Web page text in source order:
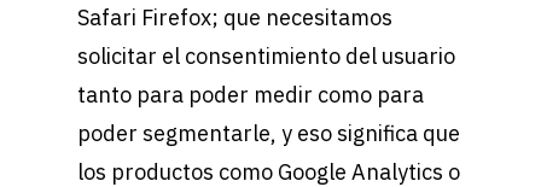
Safari Firefox; que necesitamos
solicitar el consentimiento del usuario
tanto para poder medir como para
poder segmentarle, y eso significa que
los productos como Google Analytics o